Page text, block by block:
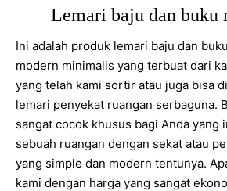
Lemari baju dan buku
Ini adalah produk lemari baju dan
modern minimalis yang terbuat dari
yang telah kami sortir atau juga bisa
lemari penyekat ruangan serbaguna.
sangat cocok khusus bagi Anda yang
sebuah ruangan dengan sekat atau
yang simple dan modern tentunya.
kami dengan harga yang sangat